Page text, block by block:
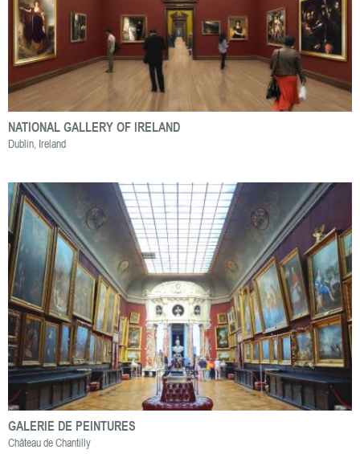
NATIONAL GALLERY OF IRELAND
Dublin, Ireland
GALERIE DE PEINTURES
Château de Chantilly